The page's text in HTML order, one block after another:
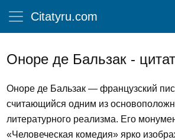
Citatyru.com
Оноре де Бальзак -
Оноре де Бальзак — французский
считающийся одним из
литературного реализма. Его
«Человеческая комедия» ярко